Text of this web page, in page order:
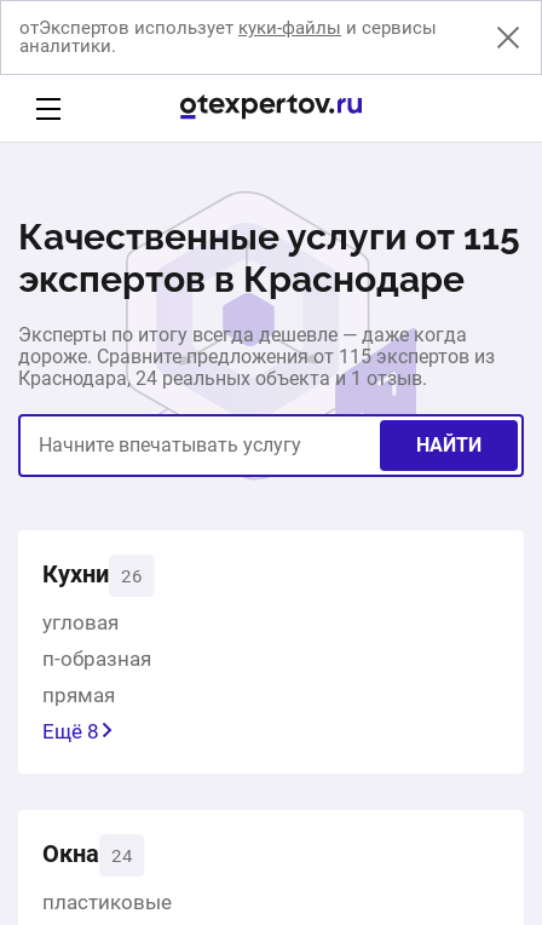
отЭкспертов использует куки-файлы и сервисы
аналитики.
Качественные услуги от 115
экспертов в Краснодаре
Эксперты по итогу всегда дешевле — даже когда
дороже. Сравните предложения от 115 экспертов из
Краснодара, 24 реальных объекта и 1 отзыв.
НАЙТИ
Кухни 26
угловая
п-образная
прямая
Ещё 8
Окна 24
пластиковые